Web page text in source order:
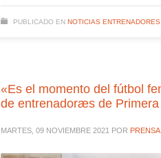
PUBLICADO EN NOTICIAS ENTRENADORES,
«Es el momento del fútbol
de entrenadoræs de
MARTES, 09 NOVIEMBRE 2021 POR